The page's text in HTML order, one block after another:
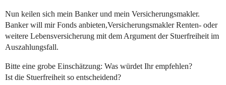
Nun keilen sich mein Banker und mein Versicherungsmakler.
Banker will mir Fonds anbieten,Versicherungsmakler Renten- oder
weitere Lebensversicherung mit dem Argument der Stuerfreiheit im
Auszahlungsfall.
Bitte eine grobe Einschätzung: Was würdet Ihr empfehlen?
Ist die Stuerfreiheit so entscheidend?